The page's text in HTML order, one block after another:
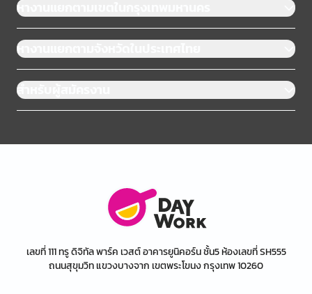
หางานแยกตามเขตในกรุงเทพมหานคร
หางานแยกตามจังหวัดในประเทศไทย
สำหรับผู้สมัครงาน
เลขที่ 111 ทรู ดิจิทัล พาร์ค เวสต์ อาคารยูนิคอร์น ชั้น5 ห้องเลขที่ SH555
ถนนสุขุมวิท แขวงบางจาก เขตพระโขนง กรุงเทพ 10260